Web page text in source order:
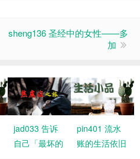
sheng136 圣经中的女性——多
加
jad033 告诉
自己「最坏的
pin401 流水
账的生活依旧